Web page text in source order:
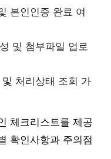
본인인증 완료 여
및 첨부파일 업로
처리상태 조회 가
체크리스트를 제공
확인사항과 주의점